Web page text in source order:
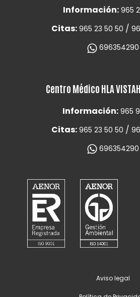
Información: 965
Citas: 965 23 50 50 /
696354290
Centro Médico HLA
Información: 965
Citas: 965 23 50 50 /
696354290
Aviso legal